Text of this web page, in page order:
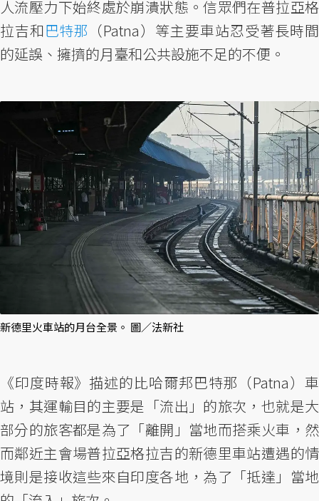
人流壓力下始終處於崩潰狀態。信眾們在普拉亞格
拉吉和巴特那 （Patna）等主要車站忍受著長時間
的延誤、擁擠的月臺和公共設施不足的不便。
新德里火車站的月台全景。 圖／法新社
《印度時報》描述的比哈爾邦巴特那（Patna）車
站，其運輸目的主要是「流出」的旅次，也就是大
部分的旅客都是為了「離開」當地而搭乘火車，然
而鄰近主會場普拉亞格拉吉的新德里車站遭遇的情
境則是接收這些來自印度各地，為了「抵達」當地